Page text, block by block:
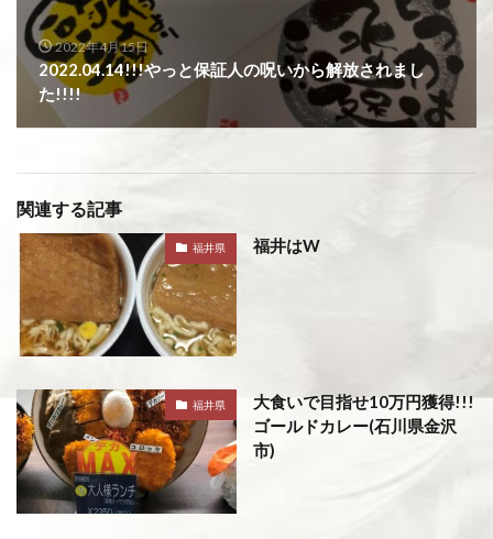
2022年4月15日
2022.04.14!!!やっと保証人の呪いから解放されまし
た!!!!
関連する記事
福井県 福井はW
福井県
大食いで目指せ10万円獲得!!!
ゴールドカレー(石川県金沢
市)